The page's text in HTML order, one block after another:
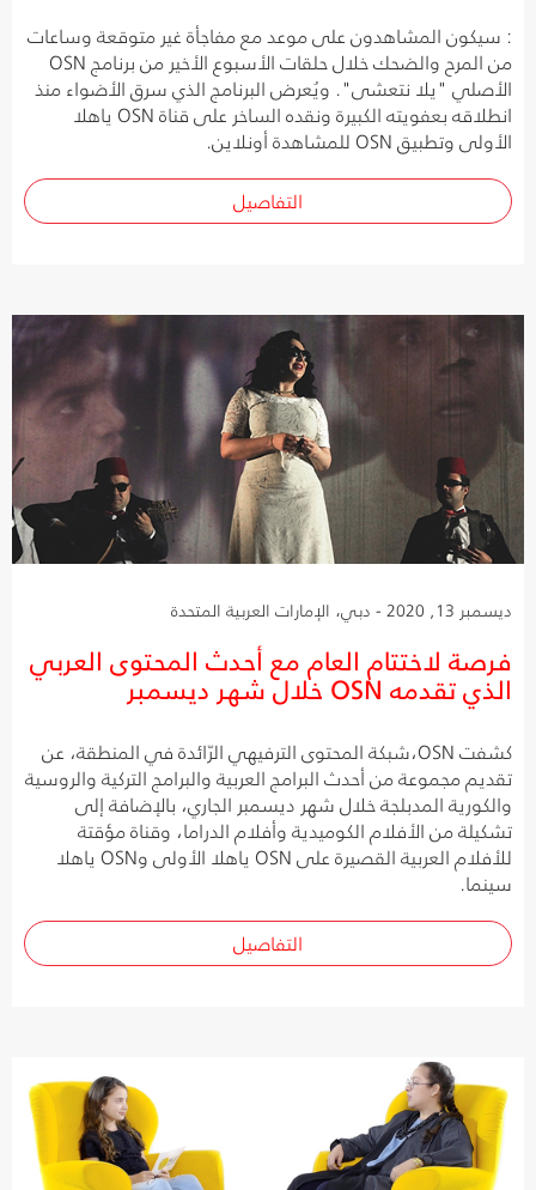
: سيكون المشاهدون على موعد مع مفاجأة غير متوقعة وساعات
من المرح والضحك خلال حلقات الأسبوع الأخير من برنامج OSN
الأصلي "يلا نتعشى". ويُعرض البرنامج الذي سرق الأضواء منذ
انطلاقه بعفويته الكبيرة ونقده الساخر على قناة OSN ياهلا
الأولى وتطبيق OSN للمشاهدة أونلاين.
التفاصيل
ديسمبر 13, 2020 - دبي، الإمارات العربية المتحدة
فرصة لاختتام العام مع أحدث المحتوى العربي
الذي تقدمه OSN خلال شهر ديسمبر
كشفت OSN،شبكة المحتوى الترفيهي الرّائدة في المنطقة، عن
تقديم مجموعة من أحدث البرامج العربية والبرامج التركية والروسية
والكورية المدبلجة خلال شهر ديسمبر الجاري، بالإضافة إلى
تشكيلة من الأفلام الكوميدية وأفلام الدراما، وقناة مؤقتة
للأفلام العربية القصيرة على OSN ياهلا الأولى وOSN ياهلا
سينما.
التفاصيل